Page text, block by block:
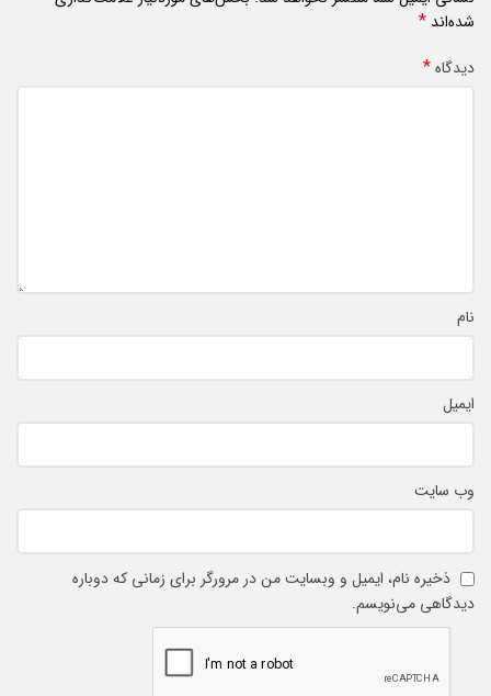
شده‌اند *
دیدگاه*
نام
ایمیل
وب‌ سایت
ذخیره نام، ایمیل و وبسایت من در مرورگر برای زمانی که دوباره
دیدگاهی می‌نویسم.